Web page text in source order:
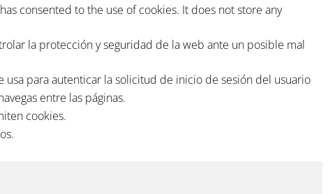
consented to the use of cookies. It does not store any
la protección y seguridad de la web ante un posible mal
usa para autenticar la solicitud de inicio de sesión del usuario
entre las páginas.
cookies.